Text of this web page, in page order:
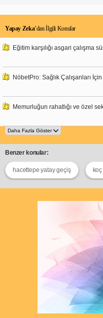
Yapay Zeka’dan İlgili Konular
Eğitim karşılığı asgari çalışma
NöbetPro: Sağlık Çalışanları
Memurluğun rahatlığı ve özel
Benzer konular:
hacettepe yatay geçiş